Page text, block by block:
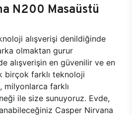
N200 Masaüstü
alışverişi denildiğinde
olmaktan gurur
alışverişin en güvenilir ve en
birçok farklı teknoloji
milyonlarca farklı
ile size sunuyoruz. Evde,
Casper Nirvana